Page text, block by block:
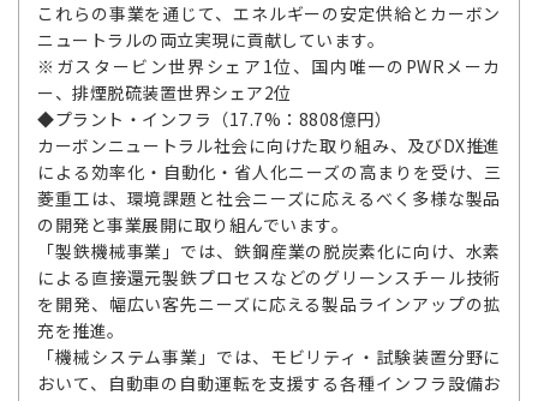
これらの事業を通じて、エネルギーの安定供給とカーボン
ニュートラルの両立実現に貢献しています。
※ガスタービン世界シェア1位、国内唯一のPWRメーカ
ー、排煙脱硫装置世界シェア2位
◆プラント・インフラ（17.7%：8808億円）
カーボンニュートラル社会に向けた取り組み、及びDX推進
による効率化・自動化・省人化ニーズの高まりを受け、三
菱重工は、環境課題と社会ニーズに応えるべく多様な製品
の開発と事業展開に取り組んでいます。
「製鉄機械事業」では、鉄鋼産業の脱炭素化に向け、水素
による直接還元製鉄プロセスなどのグリーンスチール技術
を開発、幅広い客先ニーズに応える製品ラインアップの拡
充を推進。
「機械システム事業」では、モビリティ・試験装置分野に
おいて、自動車の自動運転を支援する各種インフラ設備お